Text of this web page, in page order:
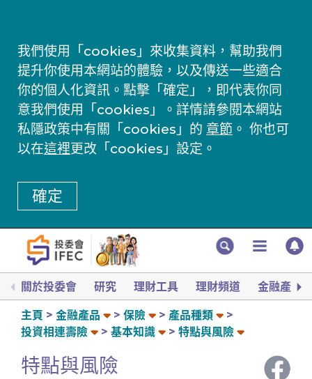
我們使用「cookies」來收集資料，幫助我們
提升你使用本網站的體驗，以及傳送一些適合
你的個人化資訊。點擊「確定」，即代表你同
意我們使用「cookies」。詳情請參閱本網站
私隱政策中有關「cookies」的 章節 。 你也可
以在這裡更改「cookies」設定。
確定
關於投委會 研究 理財工具 理財頻道 金融產品
主頁 金融產品 保險
產品種類
投資相連壽險
基本知識 特點與風險
特點與風險